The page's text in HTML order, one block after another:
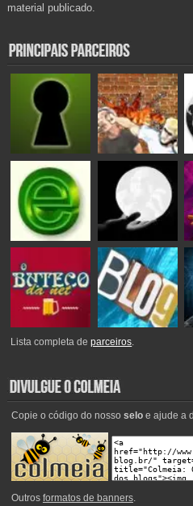
material publicado.
Lista completa deparceiros.
Copie o código do nosso seloe ajude a
Outros formatos de banners.